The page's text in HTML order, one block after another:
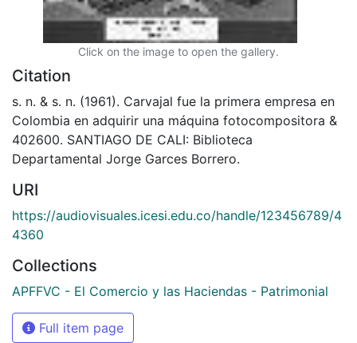
Click on the image to open the gallery.
Citation
s. n. & s. n. (1961). Carvajal fue la primera empresa en
Colombia en adquirir una máquina fotocompositora &
402600. SANTIAGO DE CALI: Biblioteca
Departamental Jorge Garces Borrero.
URI
https://audiovisuales.icesi.edu.co/handle/123456789/4
4360
Collections
APFFVC - El Comercio y las Haciendas - Patrimonial
Full item page